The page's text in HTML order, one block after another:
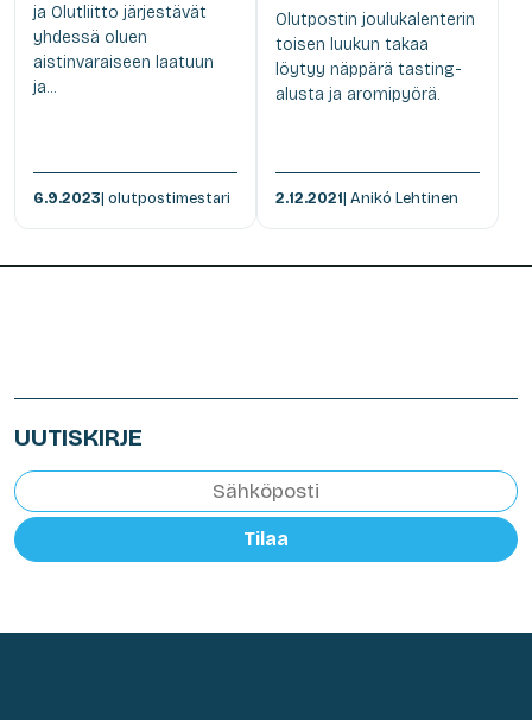
ja Olutliitto järjestävät
yhdessä oluen
aistinvaraiseen laatuun
ja...
6.9.2023| olutpostimestari
Olutpostin joulukalenterin
toisen luukun takaa
löytyy näppärä tasting-
alusta ja aromipyörä.
2.12.2021| Anikó Lehtinen
UUTISKIRJE
Tilaa